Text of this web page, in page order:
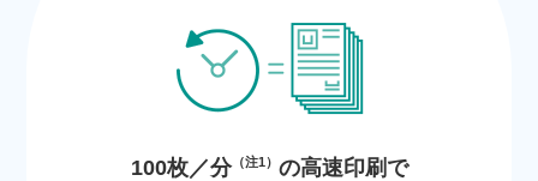
100枚／分 （注1） の高速印刷で